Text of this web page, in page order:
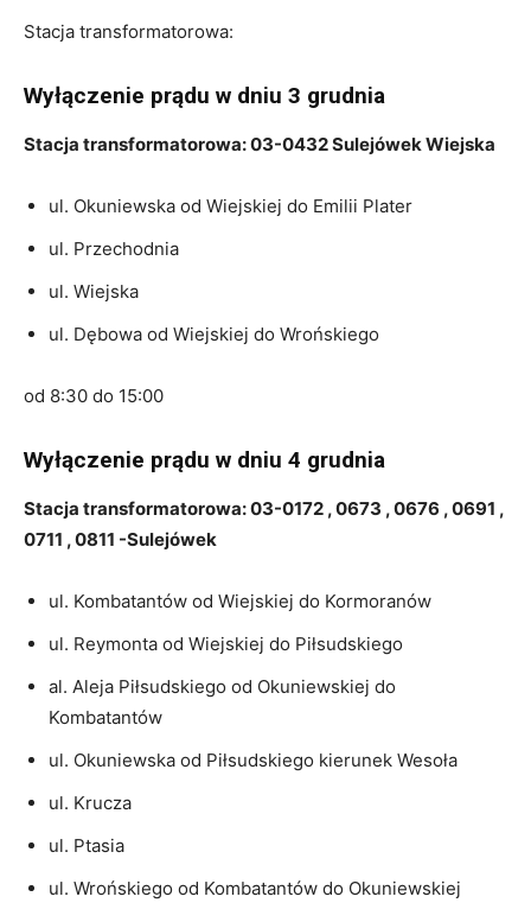
Stacja transformatorowa:
Wyłączenie prądu w dniu 3 grudnia
Stacja transformatorowa: 03-0432 Sulejówek Wiejska
ul. Okuniewska od Wiejskiej do Emilii Plater
ul. Przechodnia
ul. Wiejska
ul. Dębowa od Wiejskiej do Wrońskiego
od 8:30 do 15:00
Wyłączenie prądu w dniu 4 grudnia
Stacja transformatorowa: 03-0172 , 0673 , 0676 , 0691 ,
0711 , 0811 -Sulejówek
ul. Kombatantów od Wiejskiej do Kormoranów
ul. Reymonta od Wiejskiej do Piłsudskiego
al. Aleja Piłsudskiego od Okuniewskiej do
Kombatantów
ul. Okuniewska od Piłsudskiego kierunek Wesoła
ul. Krucza
ul. Ptasia
ul. Wrońskiego od Kombatantów do Okuniewskiej